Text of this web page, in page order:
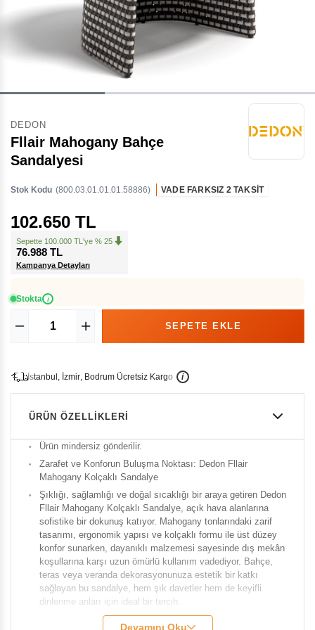
DEDON
Fllair Mahogany Bahçe
Sandalyesi
Stok Kodu (800.03.01.01.01.58886) VADE FARKSIZ 2 TAKSİT
102.650 TL
Sepette 100.000 TL'ye % 25
76.988 TL
Kampanya Detayları
Stokta i
İstanbu , İzmir, Bodrum Ücretsiz Kargo i
ÜRÜN ÖZELLIKLERI
Ürün mindersiz gönderilir.
Zarafet ve Konforun Buluşma Noktası: Dedon Fllair
Mahogany Kolçaklı Sandalye
Şıklığı, sağlamlığı ve doğal sıcaklığı bir araya getiren Dedon
Fllair Mahogany Kolçaklı Sandalye, açık hava alanlarına
sofistike bir dokunuş katıyor. Mahogany tonlarındaki zarif
tasarımı, ergonomik yapısı ve kolçaklı formu ile üst düzey
konfor sunarken, dayanıklı malzemesi sayesinde dış mekân
koşullarına karşı uzun ömürlü kullanım vadediyor. Bahçe,
teras veya veranda dekorasyonunuza estetik bir katkı
sağlayan bu sandalye, hem şık davetler hem de keyifli
dinlenme anları için ideal bir tercih.
Devamını Oku